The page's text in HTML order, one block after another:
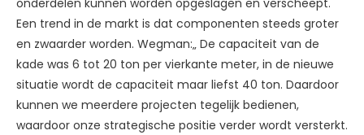
onderdelen kunnen worden opgeslagen en verscheept.
Een trend in de markt is dat componenten steeds groter
en zwaarder worden. Wegman:„ De capaciteit van de
kade was 6 tot 20 ton per vierkante meter, in de nieuwe
situatie wordt de capaciteit maar liefst 40 ton. Daardoor
kunnen we meerdere projecten tegelijk bedienen,
waardoor onze strategische positie verder wordt versterkt.